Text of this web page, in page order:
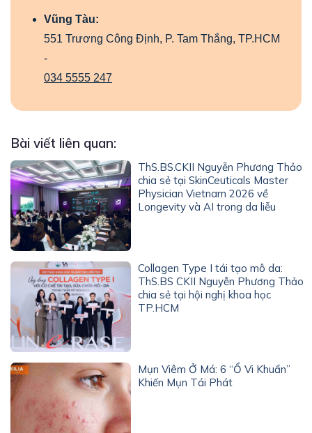
Vũng Tàu:
551 Trương Công Định, P. Tam Thắng, TP.HCM
-
034 5555 247
Bài viết liên quan:
ThS.BS.CKII Nguyễn Phương Thảo
chia sẻ tại SkinCeuticals Master
Physician Vietnam 2026 về
Longevity và AI trong da liễu
Collagen Type I tái tạo mô da:
ThS.BS CKII Nguyễn Phương Thảo
chia sẻ tại hội nghị khoa học
TP.HCM
Mụn Viêm Ở Má: 6 “Ổ Vi Khuẩn”
Khiến Mụn Tái Phát